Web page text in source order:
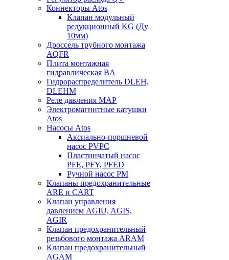
Коннекторы Atos
Клапан модульный
редукционный KG (Ду
10мм)
Дроссель трубного монтажа
AQFR
Плита монтажная
гидравлическая BA
Гидрораспределитель DLEH,
DLEHM
Реле давления MAP
Электромагнитные катушки
Atos
Насосы Atos
Аксиально-поршневой
насос PVPC
Пластинчатый насос
PFE, PFY, PFED
Ручной насос PM
Клапаны предохранительные
ARE и CART
Клапан управления
давлением AGIU, AGIS,
AGIR
Клапан предохранительный
резьбового монтажа ARAM
Клапан предохранительный
AGAM